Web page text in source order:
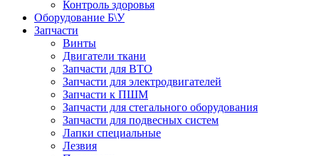
Контроль здоровья
Оборудование Б\У
Запчасти
Винты
Двигатели ткани
Запчасти для ВТО
Запчасти для электродвигателей
Запчасти к ПШМ
Запчасти для стегального оборудования
Запчасти для подвесных систем
Лапки специальные
Лезвия